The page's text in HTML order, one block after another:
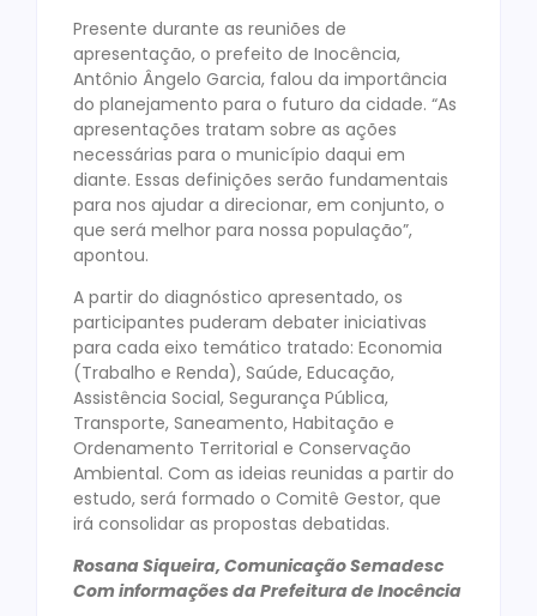
Presente durante as reuniões de
apresentação, o prefeito de Inocência,
Antônio Ângelo Garcia, falou da importância
do planejamento para o futuro da cidade. “As
apresentações tratam sobre as ações
necessárias para o município daqui em
diante. Essas definições serão fundamentais
para nos ajudar a direcionar, em conjunto, o
que será melhor para nossa população”,
apontou.
A partir do diagnóstico apresentado, os
participantes puderam debater iniciativas
para cada eixo temático tratado: Economia
(Trabalho e Renda), Saúde, Educação,
Assistência Social, Segurança Pública,
Transporte, Saneamento, Habitação e
Ordenamento Territorial e Conservação
Ambiental. Com as ideias reunidas a partir do
estudo, será formado o Comitê Gestor, que
irá consolidar as propostas debatidas.
Rosana Siqueira, Comunicação Semadesc
Com informações da Prefeitura de Inocência